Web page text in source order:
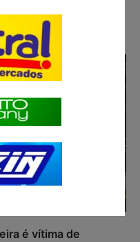
é vítima de